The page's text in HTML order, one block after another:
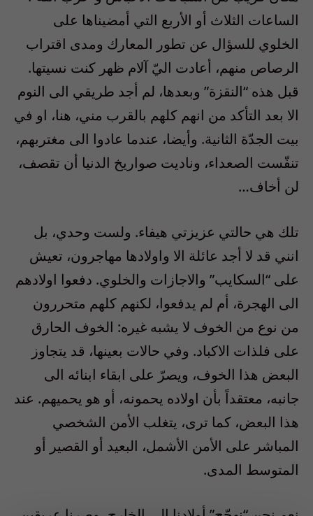
الساعات الثلاث أو الأربع التي أمضيناها على
الخلوي للسؤال عن تطور المعارك ومدى اقتراب
الرصاص منهم، أعادت اليّ آلام ظهر كنت نسيتها.
قبل هذه “النقزة” وبعدها، لم أجد طريقي الى النوم
الا بعد التأكد من انهم كلهم بالقرب مني، هنا، او في
بيت الجدّة الثانية. وأيضا، عندما عادوا الى مغتربهم،
تنفّست الصعداء، وناديت صواريخ الدنيا أن تقصف،
لن أخاف…
تلك هي حالتي عزيزتي هيفاء. ولست وحدي، بل
انني قد لا أجد عائلة الا واولادها مهاجرون، تعيش
على “السكايب” والاجازات والخلوي. دفعوا اولادهم
الى الهجرة، أم لم يدفعوا، لكنهم كلهم متحررون
من نوع من الخوف لا يشبه غيره: الخوف الحارق
على فلذات الاكباد. وفي حالات بعينها، قد يتجاوز
البعض هذا الخوف، ويصرّ على ابقاء ابنائه الى
جانبه، معتقداً بأن اولاده يحمونه، أو هو يحميهم. عند
هذا البعض، كما ترى، يتغلب الأمن الشخصي
المباشر على الأمن الأشمل، البعيد أو القصير أو
المتوسط المدى.